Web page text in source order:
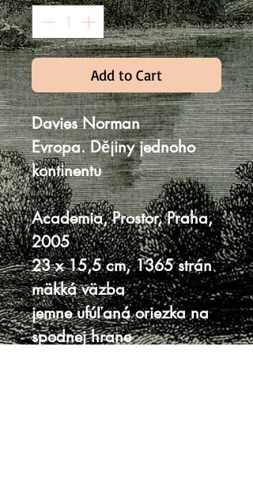
Add to Cart
Davies Norman
Evropa. Dějiny jednoho
kontinentu
Academia, Prostor, Praha,
2005
23 x 15,5 cm, 1365 strán
mäkká väzba
jemne ufúľaná oriezka na
spodnej hrane